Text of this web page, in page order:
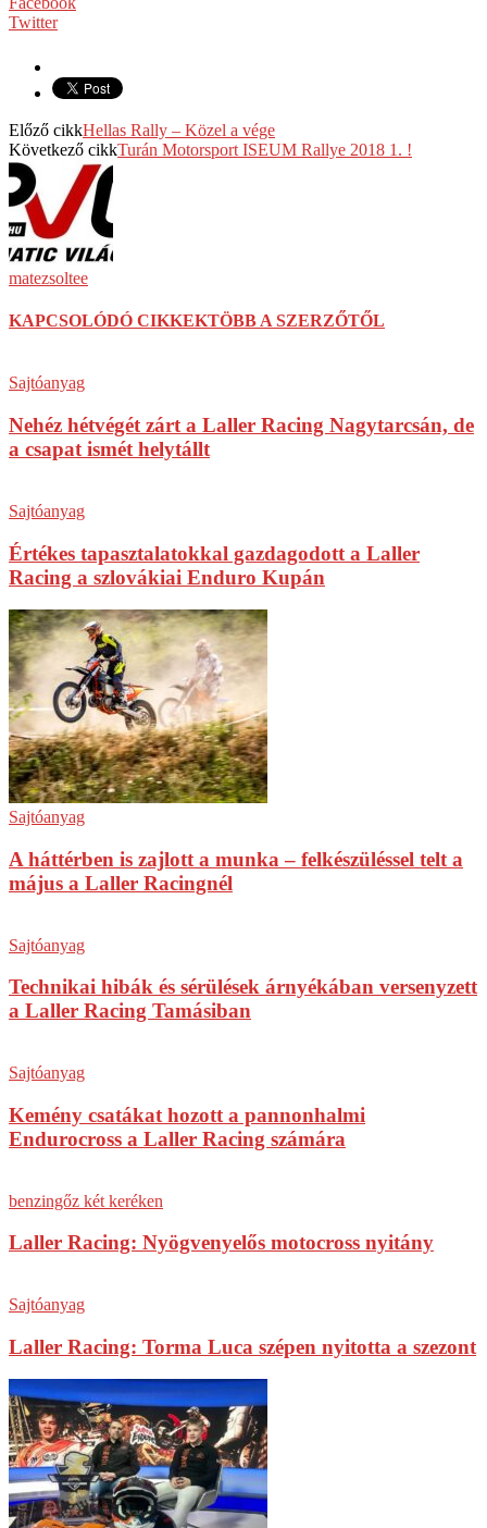
Twitter
Előző cikkHellas Rally – Közel a vége
Következő cikkTurán Motorsport ISEUM Rallye 2018 1. !
matezsoltee
KAPCSOLÓDÓ CIKKEKTÖBB A SZERZŐTŐL
Sajtóanyag
Nehéz hétvégét zárt a Laller Racing Nagytarcsán, de
a csapat ismét helytállt
Sajtóanyag
Értékes tapasztalatokkal gazdagodott a Laller
Racing a szlovákiai Enduro Kupán
Sajtóanyag
A háttérben is zajlott a munka – felkészüléssel telt a
május a Laller Racingnél
Sajtóanyag
Technikai hibák és sérülések árnyékában versenyzett
a Laller Racing Tamásiban
Sajtóanyag
Kemény csatákat hozott a pannonhalmi
Endurocross a Laller Racing számára
benzingőz két keréken
Laller Racing: Nyögvenyelős motocross nyitány
Sajtóanyag
Laller Racing: Torma Luca szépen nyitotta a szezont